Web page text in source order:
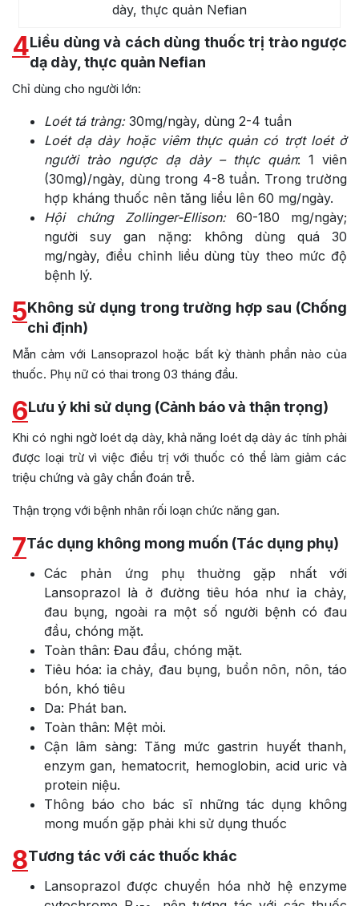
dày, thực quản Nefian
4Liều dùng và cách dùng thuốc trị trào ngược
dạ dày, thực quản Nefian
Chỉ dùng cho người lớn:
Loét tá tràng:30mg/ngày, dùng 2-4 tuần
Loét dạ dày hoặc viêm thực quản có trợt loét ở
người trào ngược dạ dày – thực quản: 1 viên
(30mg)/ngày, dùng trong 4-8 tuần. Trong trường
hợp kháng thuốc nên tăng liều lên 60 mg/ngày.
Hội chứng Zollinger-Ellison:60-180 mg/ngày;
người suy gan nặng: không dùng quá 30
mg/ngày, điều chỉnh liều dùng tùy theo mức độ
bệnh lý.
5Không sử dụng trong trường hợp sau (Chống
chỉ định)
Mẫn cảm với Lansoprazol hoặc bất kỳ thành phần nào của
thuốc. Phụ nữ có thai trong 03 tháng đầu.
6Lưu ý khi sử dụng (Cảnh báo và thận trọng)
Khi có nghi ngờ loét dạ dày, khả năng loét dạ dày ác tính phải
được loại trừ vì việc điều trị với thuốc có thể làm giảm các
triệu chứng và gây chẩn đoán trễ.
Thận trọng với bệnh nhân rối loạn chức năng gan.
7Tác dụng không mong muốn (Tác dụng phụ)
Các phản ứng phụ thuờng gặp nhất với
Lansoprazol là ở đường tiêu hóa như ỉa chảy,
đau bụng, ngoài ra một số người bệnh có đau
đầu, chóng mặt.
Toàn thân: Đau đầu, chóng mặt.
Tiêu hóa: ỉa chảy, đau bụng, buồn nôn, nôn, táo
bón, khó tiêu
Da: Phát ban.
Toàn thân: Mệt mỏi.
Cận lâm sàng: Tăng mức gastrin huyết thanh,
enzym gan, hematocrit, hemoglobin, acid uric và
protein niệu.
Thông báo cho bác sĩ những tác dụng không
mong muốn gặp phải khi sử dụng thuốc
8Tương tác với các thuốc khác
Lansoprazol được chuyển hóa nhờ hệ enzyme